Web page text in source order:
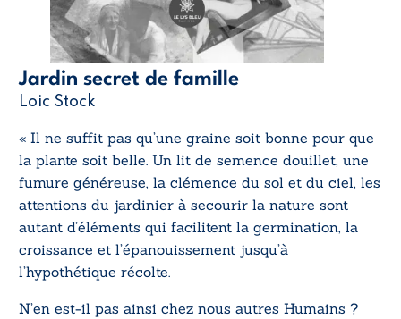
Jardin secret de famille
Loic Stock
« Il ne suffit pas qu’une graine soit bonne pour que
la plante soit belle. Un lit de semence douillet, une
fumure généreuse, la clémence du sol et du ciel, les
attentions du jardinier à secourir la nature sont
autant d’éléments qui facilitent la germination, la
croissance et l’épanouissement jusqu’à
l’hypothétique récolte.
N’en est-il pas ainsi chez nous autres Humains ?